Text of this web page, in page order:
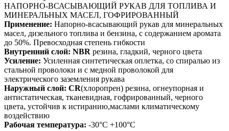
НАПОРНО-ВСАСЫВАЮЩИЙ РУКАВ ДЛЯ ТОПЛИВА И
МИНЕРАЛЬНЫХ МАСЕЛ, ГОФРИРОВАННЫЙ
Применение: Напорно-всасывающий рукав для минеральных
масел, дизельного топлива и бензина, с содержанием аромата
до 50%. Превосходная степень гибкости
Внутренний слой: NBR резина, гладкий, черного цвета
Усиление: Усиленная синтетическая оплетка, со спиралью из
стальной проволоки и с медной проволокой для
электрического заземления рукава
Наружный слой: CR(хлоропрен) резина, огнеупорная и
антистатическая, тканевидная, гофрированный, черного
цвета, устойчив к истиранию,маслами климатическому
воздействию
Рабочая температура: -30°C +100°C